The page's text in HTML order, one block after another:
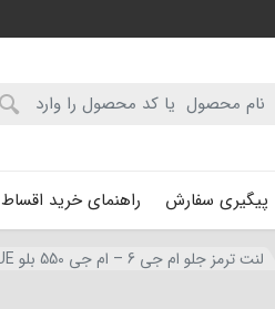
پیگیری سفارش راهنمای خرید اقساط
لنت ترمز جلو ام جی 6 – ام جی 550 بلو BLUE